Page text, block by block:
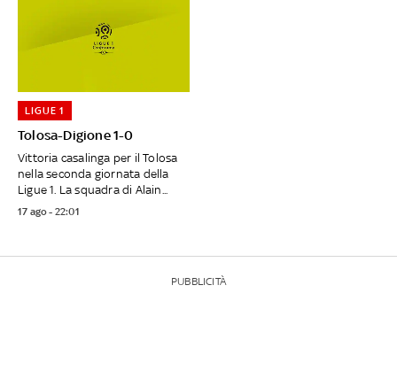
Tolosa-Digione 1-0
LIGUE 1
Vittoria casalinga per il Tolosa
nella seconda giornata della
Ligue 1. La squadra di Alain...
17 ago - 22:01
PUBBLICITÀ